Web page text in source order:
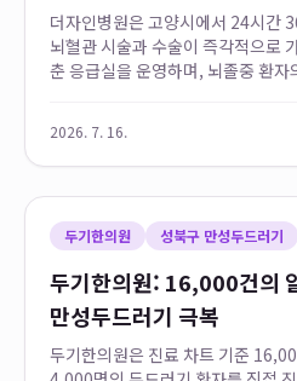
Know
더자인병원은 고양시에서 24시간
뇌혈관 시술과 수술이 즉각적으로
춘 응급실을 운영하며, 뇌졸중 환자
2026. 7. 16.
두기한의원 성북구 만성두드러기
두기한의원: 16,000건의
만성두드러기 극복
두기한의원은 진료 차트 기준